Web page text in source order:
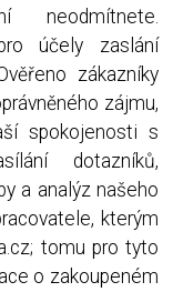
neodmítnete.
účely zaslání
zákazníky
zájmu,
spokojenosti s
dotazníků,
a analýz našeho
kterým
tomu pro tyto
o zakoupeném